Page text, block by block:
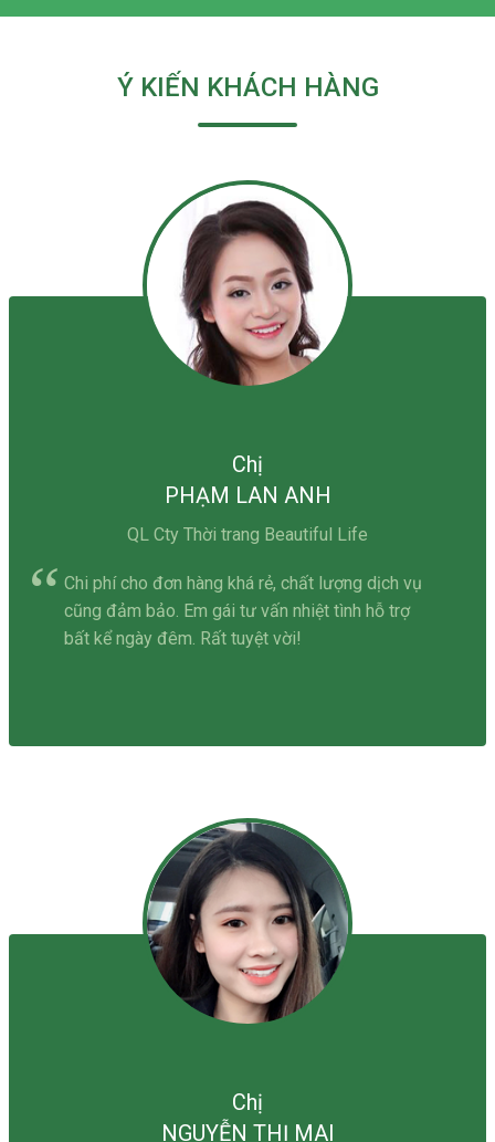
Ý KIẾN KHÁCH HÀNG
Chị
PHẠM LAN ANH
QL Cty Thời trang Beautiful Life
Chi phí cho đơn hàng khá rẻ, chất lượng dịch vụ
cũng đảm bảo. Em gái tư vấn nhiệt tình hỗ trợ
bất kể ngày đêm. Rất tuyệt vời!
Chị
NGUYỄN THỊ MAI